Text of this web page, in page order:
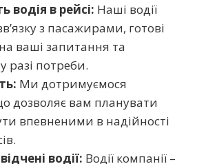
водія в рейсі: Наші водії
з пасажирами, готові
ваші запитання та
разі потреби.
Ми дотримуємося
дозволяє вам планувати
впевненими в надійності
водії: Водії компанії –